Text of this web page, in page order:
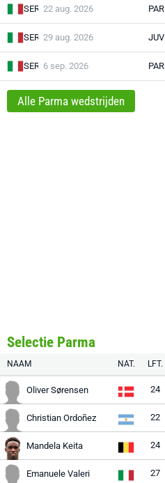
SER 22 aug. 2026 PAR
SER 29 aug. 2026 JUV
SER 6 sep. 2026 PAR
Alle Parma wedstrijden
Selectie Parma
NAAM NAT. LFT.
Oliver Sørensen 24
Christian Ordoñez 22
Mandela Keita 24
Emanuele Valeri 27